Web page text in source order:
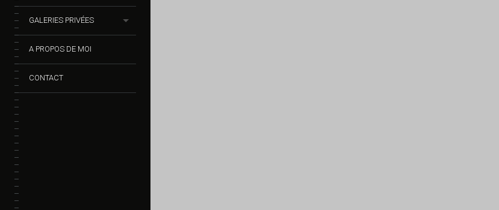
GALERIES PRIVÉES
A PROPOS DE MOI
CONTACT